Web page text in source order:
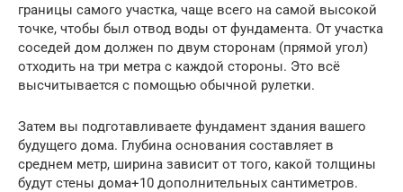
границы самого участка, чаще всего на самой высокой
точке, чтобы был отвод воды от фундамента. От участка
соседей дом должен по двум сторонам (прямой угол)
отходить на три метра с каждой стороны. Это всё
высчитывается с помощью обычной рулетки.
Затем вы подготавливаете фундамент здания вашего
будущего дома. Глубина основания составляет в
среднем метр, ширина зависит от того, какой толщины
будут стены дома+10 дополнительных сантиметров.